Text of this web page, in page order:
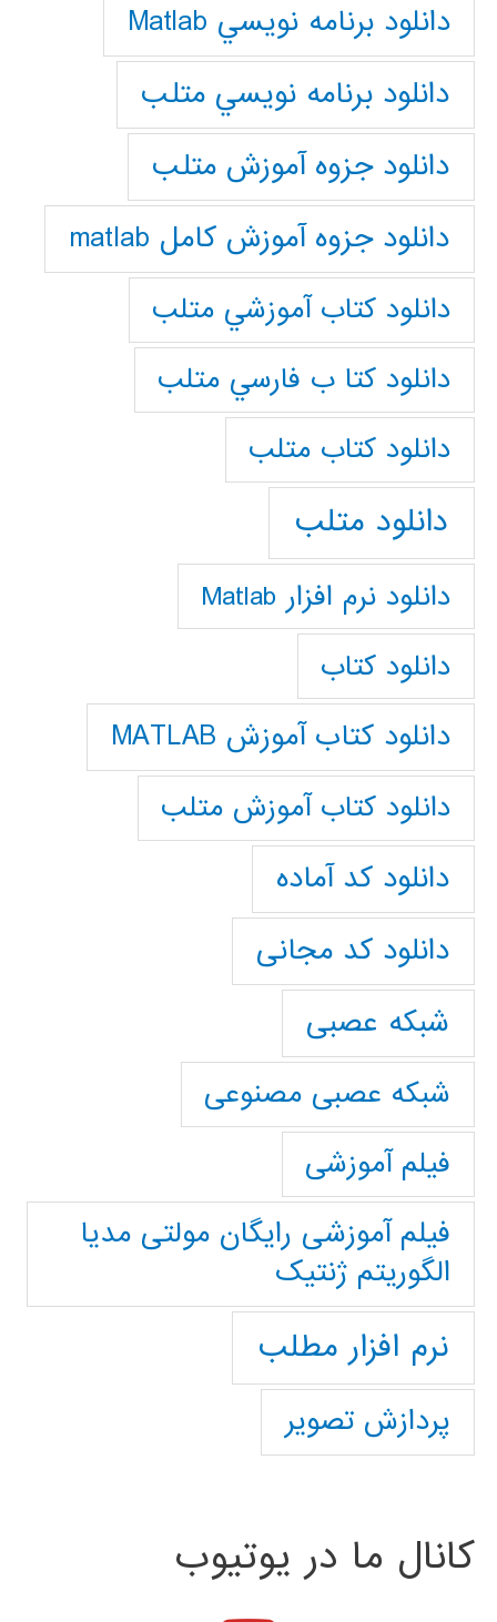
دانلود برنامه نويسي Matlab
دانلود برنامه نويسي متلب
دانلود جزوه آموزش متلب
دانلود جزوه آموزش کامل matlab
دانلود كتاب آموزشي متلب
دانلود كتا ب فارسي متلب
دانلود كتاب متلب
دانلود متلب
دانلود نرم افزار Matlab
دانلود کتاب
دانلود کتاب آموزش MATLAB
دانلود کتاب آموزش متلب
دانلود کد آماده
دانلود کد مجانی
شبکه عصبی
شبکه عصبی مصنوعی
فیلم آموزشی
فیلم آموزشی رایگان مولتی مدیا
الگوریتم ژنتیک
نرم افزار مطلب
پردازش تصویر
کانال ما در یوتیوب